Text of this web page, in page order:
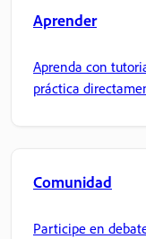
Aprender
Aprenda con
práctica
Comunidad
Participe en